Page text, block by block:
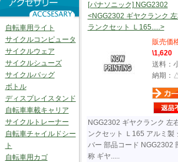
自転車用ライト
サイクルコンピュータ
サイクルウェア
サイクルシューズ
サイクルバッグ
ボトル
ディスプレイスタンド
自転車車載キャリア
サイクルトレーナー
自転車チャイルドシー
ト
自転車用カゴ
[パナソニック] NGG2302
<NGG2302 ギヤクランク
ランクセット Ｌ165.....>
販売価
\1,620
送料：
納期：
NGG2302 ギヤクランク 左
ンクセット Ｌ165 アルミ製
バー 部品コード NGG2302
称 ギヤ.....